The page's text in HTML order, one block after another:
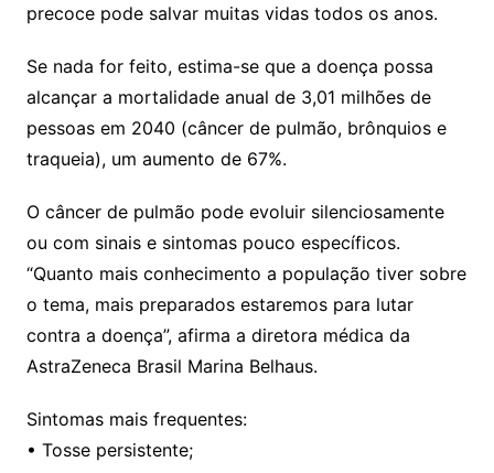
precoce pode salvar muitas vidas todos os anos.
Se nada for feito, estima-se que a doença possa
alcançar a mortalidade anual de 3,01 milhões de
pessoas em 2040 (câncer de pulmão, brônquios e
traqueia), um aumento de 67%.
O câncer de pulmão pode evoluir silenciosamente
ou com sinais e sintomas pouco específicos.
“Quanto mais conhecimento a população tiver sobre
o tema, mais preparados estaremos para lutar
contra a doença”, afirma a diretora médica da
AstraZeneca Brasil Marina Belhaus.
Sintomas mais frequentes:
• Tosse persistente;